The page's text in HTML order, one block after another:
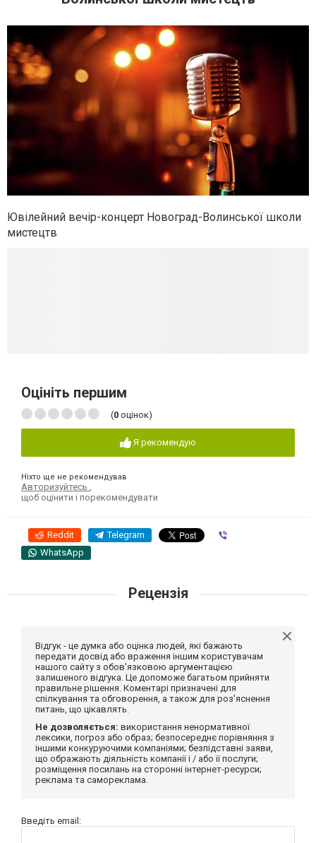
Ювілейний вечір-концерт Новоград-Волинської школи
мистецтв
Оцініть першим
(0 оцінок)
Я рекомендую
Ніхто ще не рекомендував
Авторизуйтесь ,
щоб оцінити і порекомендувати
Reddit Telegram
WhatsApp
Рецензія
Відгук - це думка або оцінка людей, які бажають
передати досвід або враження іншим користувачам
нашого сайту з обов'язковою аргументацією
залишеного відгука. Це допоможе багатьом прийняти
правильне рішення. Коментарі призначені для
спілкування та обговорення, а також для роз'яснення
питань, що цікавлять.
Не дозволяється: використання ненормативної
лексики, погроз або образ; безпосереднє порівняння з
іншими конкуруючими компаніями; безпідставні заяви,
що ображають діяльність компанії і / або її послуги;
розміщення посилань на сторонні інтернет-ресурси;
реклама та самореклама.
Введіть email: